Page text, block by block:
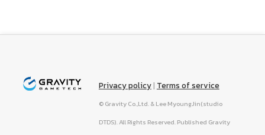
Privacy policy| Terms of service
© Gravity Co.,Ltd. & Lee MyoungJin(studio
DTDS). All Rights Reserved. Published Gravity